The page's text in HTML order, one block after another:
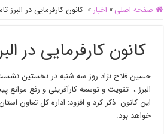
صفحه اصلی » اخبار » کانون کارفرمایی در
کانون کارفرمایی در
حسین فلاح نژاد روز سه شنبه در نخستین
البرز ، تقویت و توسعه کارآفرینی و رفع موانع
این کانون ذکر کرد و افزود: اداره کل تعاون
خواهد بود.